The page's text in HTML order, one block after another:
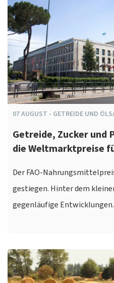
07AUGUST - GETREIDE UND
Getreide, Zucker und
die Weltmarktpreise
Der FAO-
gestiegen. Hinter dem
gegenläufige Entwicklungen.